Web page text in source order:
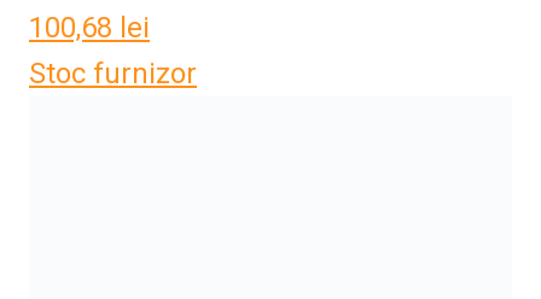
100,68 lei
Stoc furnizor